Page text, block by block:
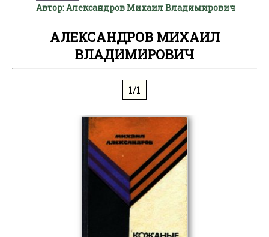
Автор: Александров Михаил Владимирович
АЛЕКСАНДРОВ МИХАИЛ
ВЛАДИМИРОВИЧ
1/1